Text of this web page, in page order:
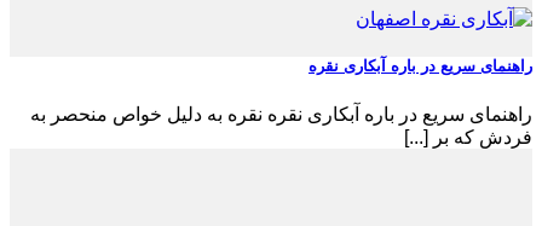
راهنمای سریع در باره آبکاری نقره
راهنمای سریع در باره آبکاری نقره نقره به دلیل خواص منحصر به
‌فردش که بر [...]